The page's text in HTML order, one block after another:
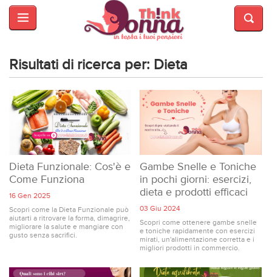
HOME
E
BELLEZZA
MODA
CUCINA
MAMME
INTRATTENIMENTO
AFFARI
DI
Risultati di ricerca per: Dieta
Dieta Funzionale: Cos'è e
Come Funziona
16 Gen 2025
Scopri come la Dieta Funzionale può
aiutarti a ritrovare la forma, dimagrire,
migliorare la salute e mangiare con
gusto senza sacrifici.
Gambe Snelle e Toniche
in pochi giorni: esercizi,
dieta e prodotti efficaci
03 Giu 2024
Scopri come ottenere gambe snelle
e toniche rapidamente con esercizi
mirati, un'alimentazione corretta e i
migliori prodotti in commercio.